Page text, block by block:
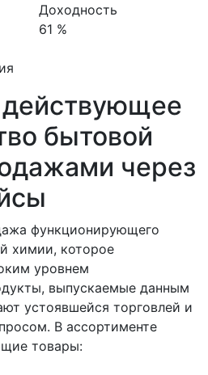
Доходность
61 %
бытовой
через
функционирующего
химии, которое
уровнем
выпускаемые данным
устоявшейся торговлей и
В ассортименте
товары: